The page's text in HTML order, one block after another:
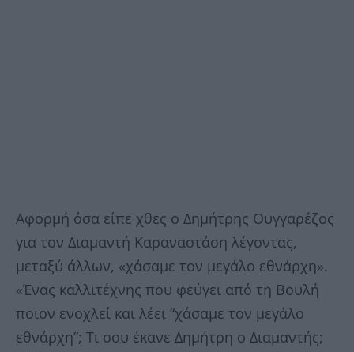
Αφορμή όσα είπε χθες ο Δημήτρης Ουγγαρέζος
για τον Διαμαντή Καραναστάση λέγοντας,
μεταξύ άλλων, «χάσαμε τον μεγάλο εθνάρχη».
«Ένας καλλιτέχνης που φεύγει από τη Βουλή
ποιον ενοχλεί και λέει “χάσαμε τον μεγάλο
εθνάρχη”; Τι σου έκανε Δημήτρη ο Διαμαντής;